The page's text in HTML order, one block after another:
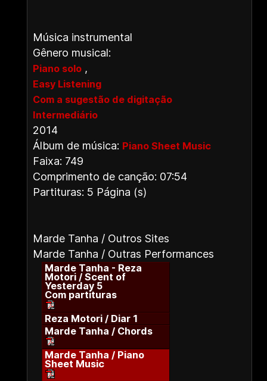
Música instrumental
Gênero musical:
Piano solo ,
Easy Listening
Com a sugestão de digitação
Intermediário
2014
Álbum de música: Piano Sheet Music
Faixa: 749
Comprimento de canção: 07:54
Partituras: 5 Página (s)
Marde Tanha / Outros Sites
Marde Tanha / Outras Performances
Marde Tanha - Reza
Motori / Scent of
Yesterday 5
Com partituras
Reza Motori / Diar 1
Marde Tanha / Chords
Marde Tanha / Piano
Sheet Music